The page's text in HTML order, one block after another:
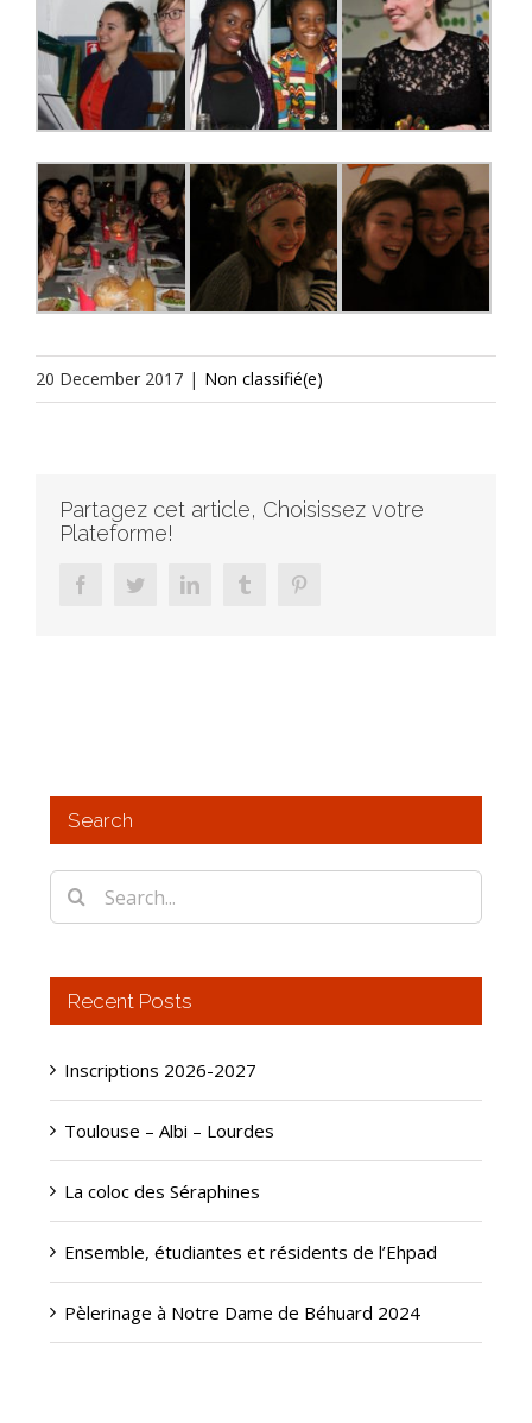
20 December 2017 | Non classifié(e)
Partagez cet article, Choisissez votre
Plateforme!
facebook twitter linkedin tumblr
Search
Search
for:
Recent Posts
Inscriptions 2026-2027
Toulouse – Albi – Lourdes
La coloc des Séraphines
Ensemble, étudiantes et résidents de l’Ehpad
Pèlerinage à Notre Dame de Béhuard 2024